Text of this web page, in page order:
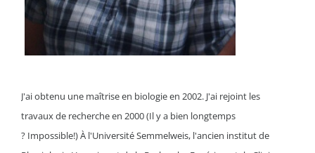
J'ai obtenu une maîtrise en biologie en 2002. J'ai rejoint les
travaux de recherche en 2000(Il y a bien longtemps
? Impossible!)À l'UniversitéSemmelweis, l'ancien institut de